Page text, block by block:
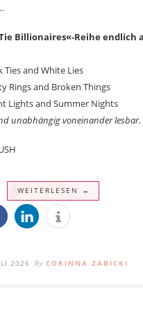
Billionaires«-Reihe endlich
Ties and White Lies
Rings and Broken Things
Lights and Summer Nights
unabhängig voneinander lesbar.
WEITERLESEN →
2026 By CORINNA ZABICKI